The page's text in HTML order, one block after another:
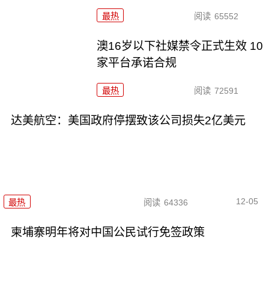
最热 阅读 65552
澳16岁以下社媒禁令正式生效 10
家平台承诺合规
最热 阅读 72591
达美航空：美国政府停摆致该公司损失2亿美元
最热 阅读 64336 12-05
柬埔寨明年将对中国公民试行免签政策